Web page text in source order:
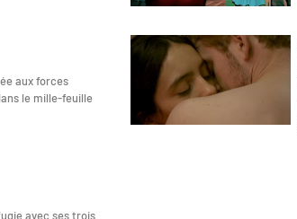
aux forces
le mille-feuille
avec ses trois